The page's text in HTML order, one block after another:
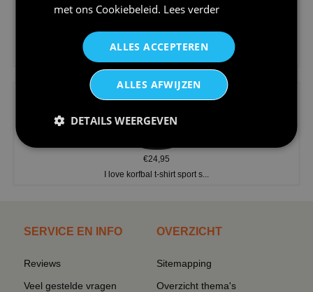
€24,95
I love korfbal t-shirt sport s...
SERVICE EN INFO
Reviews
Veel gestelde vragen
OVERZICHT
Sitemapping
Overzicht thema's
met ons Cookiebeleid. Lees verder
ALLES ACCEPTEREN
ALLES AFWIJZEN
DETAILS WEERGEVEN